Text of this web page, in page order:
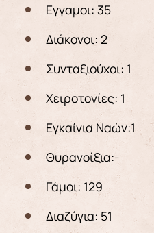
Εγγαμοι: 35
Διάκονοι: 2
Συνταξιούχοι: 1
Χειροτονίες: 1
Εγκαίνια Ναών:1
Θυρανοίξια:-
Γάμοι: 129
Διαζύγια: 51